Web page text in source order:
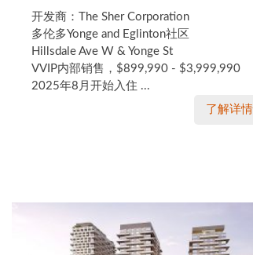
开发商：The Sher Corporation
多伦多Yonge and Eglinton社区
Hillsdale Ave W & Yonge St
VVIP内部销售，$899,990 - $3,999,990
2025年8月开始入住 ...
了解详情